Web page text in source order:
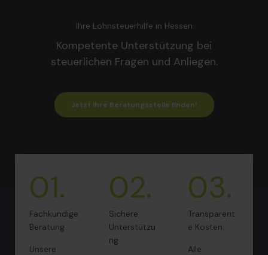
Ihre Lohnsteuerhilfe in Hessen
Kompetente Unterstützung bei
steuerlichen Fragen und Anliegen.
Jetzt Ihre Beratungsstelle finden!
01.
Fachkundige
Beratung
Unsere
02.
Sichere
Unterstützu
ng
03.
Transparent
e Kosten
Alle